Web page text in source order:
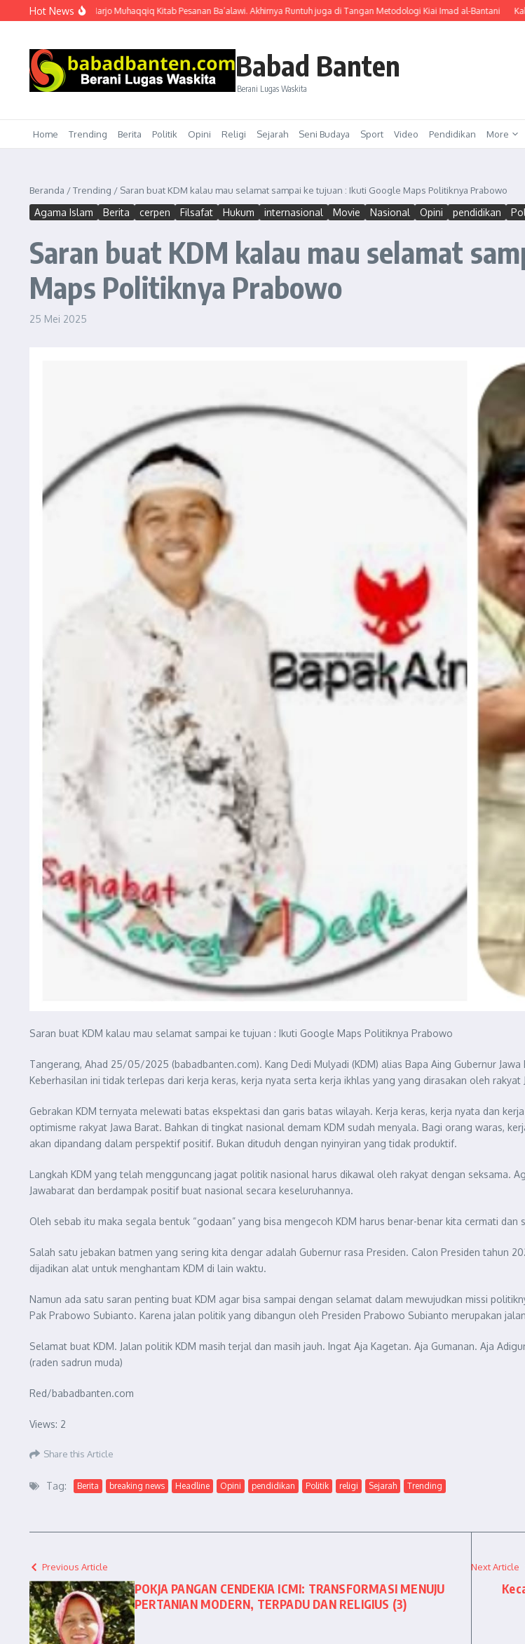
Lewati ke konten
Hot News
gaya Ibnu Harjo Muhaqqiq Kitab Pesanan Ba’alawi. Akhirnya Runtuh juga di Tangan Metodologi Kiai Imad al-Bantani Kabinet
Babad Banten
Berani Lugas Waskita
Home Trending Berita Politik Opini Religi Sejarah Seni Budaya Sport Video Pendidikan More
Beranda /Trending / Saran buat KDM kalau mau selamat sampai ke tujuan : Ikuti Google Maps Politiknya Prabowo
Agama Islam Berita cerpen Filsafat Hukum internasional Movie Nasional Opini pendidikan
Saran buat KDM kalau mau selamat
Maps Politiknya Prabowo
25 Mei 2025
Saran buat KDM kalau mau selamat sampai ke tujuan : Ikuti Google Maps Politiknya Prabowo
Tangerang, Ahad 25/05/2025 (babadbanten.com). Kang Dedi Mulyadi (KDM) alias Bapa Aing Gubernur
Keberhasilan ini tidak terlepas dari kerja keras, kerja nyata serta kerja ikhlas yang yang dirasakan oleh
Gebrakan KDM ternyata melewati batas ekspektasi dan garis batas wilayah. Kerja keras, kerja nyata dan
optimisme rakyat Jawa Barat. Bahkan di tingkat nasional demam KDM sudah menyala. Bagi orang waras,
akan dipandang dalam perspektif positif. Bukan dituduh dengan nyinyiran yang tidak produktif.
Langkah KDM yang telah mengguncang jagat politik nasional harus dikawal oleh rakyat dengan seksama.
Jawabarat dan berdampak positif buat nasional secara keseluruhannya.
Oleh sebab itu maka segala bentuk “godaan” yang bisa mengecoh KDM harus benar-benar kita cermati dan
Salah satu jebakan batmen yang sering kita dengar adalah Gubernur rasa Presiden. Calon Presiden tahun
dijadikan alat untuk menghantam KDM di lain waktu.
Namun ada satu saran penting buat KDM agar bisa sampai dengan selamat dalam mewujudkan missi
Pak Prabowo Subianto. Karena jalan politik yang dibangun oleh Presiden Prabowo Subianto merupakan
Selamat buat KDM. Jalan politik KDM masih terjal dan masih jauh. Ingat Aja Kagetan. Aja Gumanan. Aja
(raden sadrun muda)
Red/babadbanten.com
Views: 2
Share this Article
Tag: Berita breaking news Headline Opini pendidikan Politik religi Sejarah Trending
Previous Article
POKJA PANGAN CENDEKIA ICMI: TRANSFORMASI MENUJU
PERTANIAN MODERN, TERPADU DAN RELIGIUS (3)
Next Article